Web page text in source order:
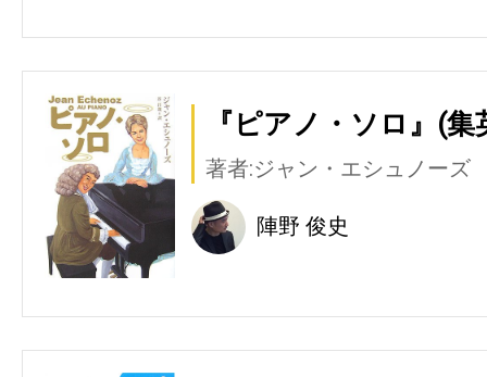
『ピアノ・ソロ』(集
著者:ジャン・エシュノーズ
陣野 俊史